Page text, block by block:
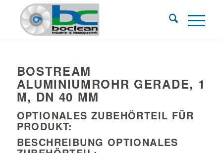
BOSTREAM
ALUMINIUMROHR GERADE, 1
M, DN 40 MM
OPTIONALES ZUBEHÖRTEIL FÜR
PRODUKT:
BESCHREIBUNG OPTIONALES